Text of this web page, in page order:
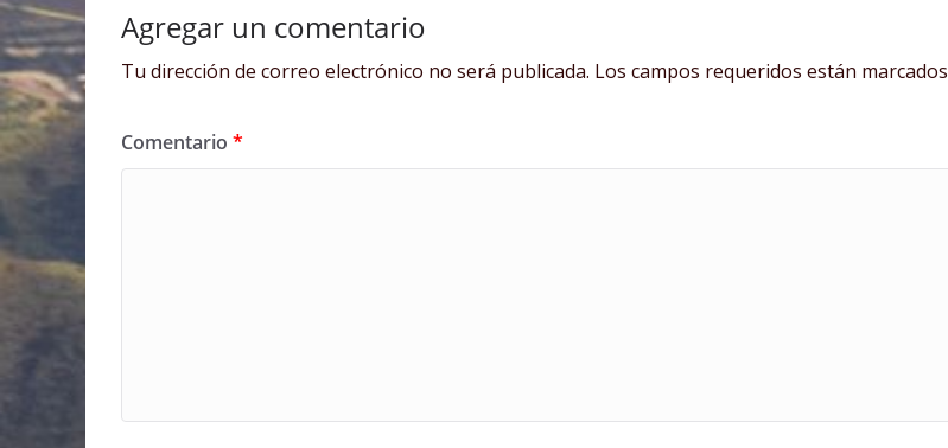
Agregar un comentario
Tu dirección de correo electrónico no será publicada. Los campos requeridos están marcados
Comentario *